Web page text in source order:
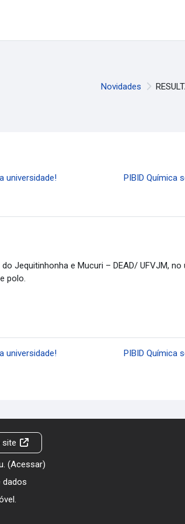
Novidades
universidade! PIBID Química
Jequitinhonha e Mucuri – DEAD/ UFVJM,
polo.
universidade! PIBID Química
site
(Acessar)
dados